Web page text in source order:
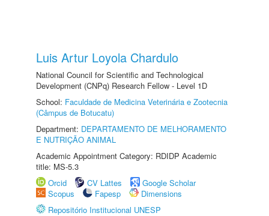
Luis Artur Loyola Chardulo
National Council for Scientific and Technological
Development (CNPq) Research Fellow - Level 1D
School: Faculdade de Medicina Veterinária e Zootecnia
(Câmpus de Botucatu)
Department: DEPARTAMENTO DE MELHORAMENTO
E NUTRIÇÃO ANIMAL
Academic Appointment Category: RDIDP Academic
title: MS-5.3
Orcid
CV Lattes
Google Scholar
Scopus
Fapesp
Dimensions
Repositório Institucional UNESP